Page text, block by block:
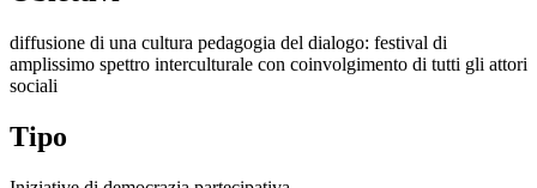
diffusione di una cultura pedagogia del dialogo: festival di
amplissimo spettro interculturale con coinvolgimento di tutti gli attori
sociali
Tipo